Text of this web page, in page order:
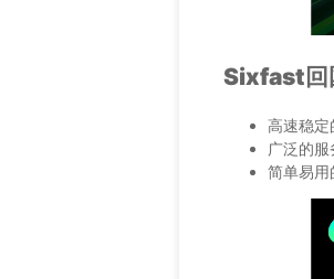
Sixfast回
高速稳定
广泛的
简单易用